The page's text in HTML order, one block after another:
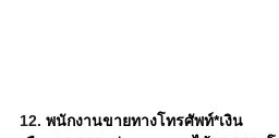
12. พนักงานขายทางโทรศัพท์*เงิน